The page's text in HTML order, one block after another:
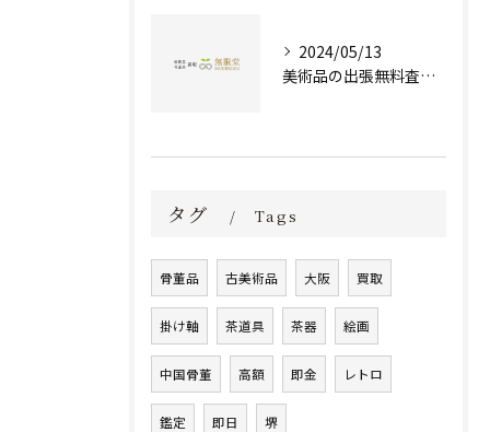
2024/05/13
美術品の出張無料査定 | 一万点以上の実績で信頼の骨董品買取専門店
タグ Tags
骨董品 古美術品 大阪 買取
掛け軸 茶道具 茶器 絵画
中国骨董 高額 即金 レトロ
鑑定 即日 堺